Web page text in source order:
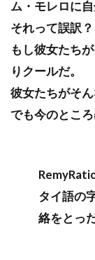
ム・モレロに
それって誤訳？
もし彼女たち
りクールだ。
彼女たちがそ
でも今のとこ
タイ語の
絡をとっ